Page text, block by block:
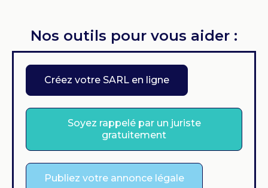
Nos outils pour vous aider :
Créez votre SARL en ligne
Soyez rappelé par un juriste
gratuitement
Publiez votre annonce légale